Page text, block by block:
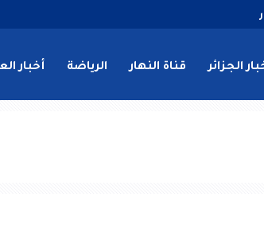
الجزائر قناة النهار الرياضة أخبار